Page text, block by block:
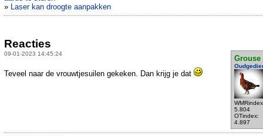
» Laser kan droogte aanpakken
Reacties
09-01-2023 14:45:24
Grouse
5.804
OTindex:
4.897
Teveel naar de vrouwtjesuilen gekeken. Dan krijg je dat